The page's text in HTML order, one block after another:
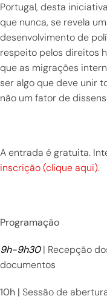
Portugal, desta
que nunca, se revela
desenvolvimento de
respeito pelos direitos
que as migrações
ser algo que deve unir
não um fator de
A entrada é gratuita.
inscrição (clique aqui).
Programação
9h-9h30 | Recepção
documentos
10h | Sessão de